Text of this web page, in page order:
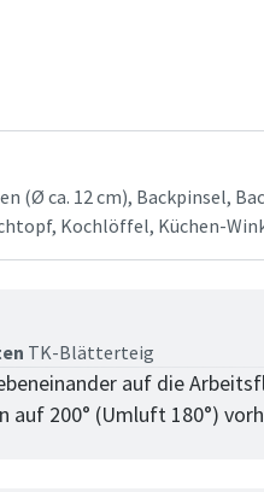
(Ø ca. 12 cm), Backpinsel,
Kochlöffel, Küchen-
TK-Blätterteig
auf die
auf 200° (Umluft 180°)